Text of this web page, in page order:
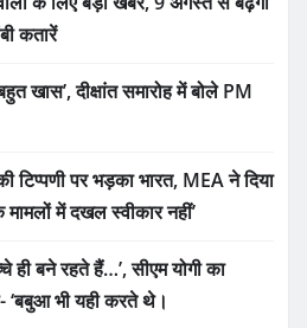
कतारें
खास’, दीक्षांत समारोह में बोले PM
टिप्पणी पर भड़का भारत, MEA ने दिया
में दखल स्वीकार नहीं’
ही बने रहते हैं…’, सीएम योगी का
‘बबुआ भी यही करते थे।